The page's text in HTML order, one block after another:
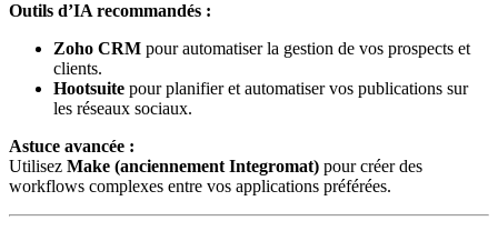
Outils d’IA recommandés :
Zoho CRM pour automatiser la gestion de vos prospects et
clients.
Hootsuite pour planifier et automatiser vos publications sur
les réseaux sociaux.
Astuce avancée :
Utilisez Make (anciennement Integromat) pour créer des
workflows complexes entre vos applications préférées.